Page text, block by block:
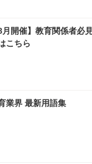
8月開催】教育関係者必
こちら
業界 最新用語集